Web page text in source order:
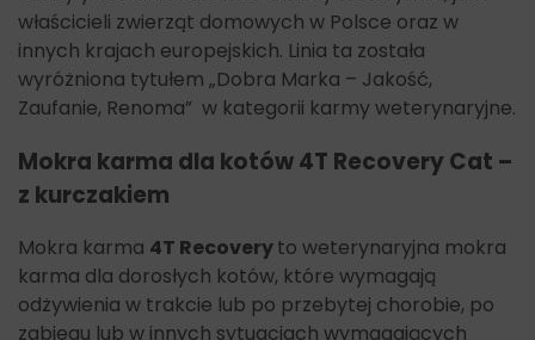
właścicieli zwierząt domowych w Polsce oraz w
innych krajach europejskich. Linia ta została
wyróżniona tytułem „Dobra Marka – Jakość,
Zaufanie, Renoma” w kategorii karmy weterynaryjne.
Mokra karma dla kotów 4T Recovery Cat –
z kurczakiem
Mokra karma 4T Recoveryto weterynaryjna mokra
karma dla dorosłych kotów, które wymagają
odżywienia w trakcie lub po przebytej chorobie, po
zabiegu lub w innych sytuacjach wymagających